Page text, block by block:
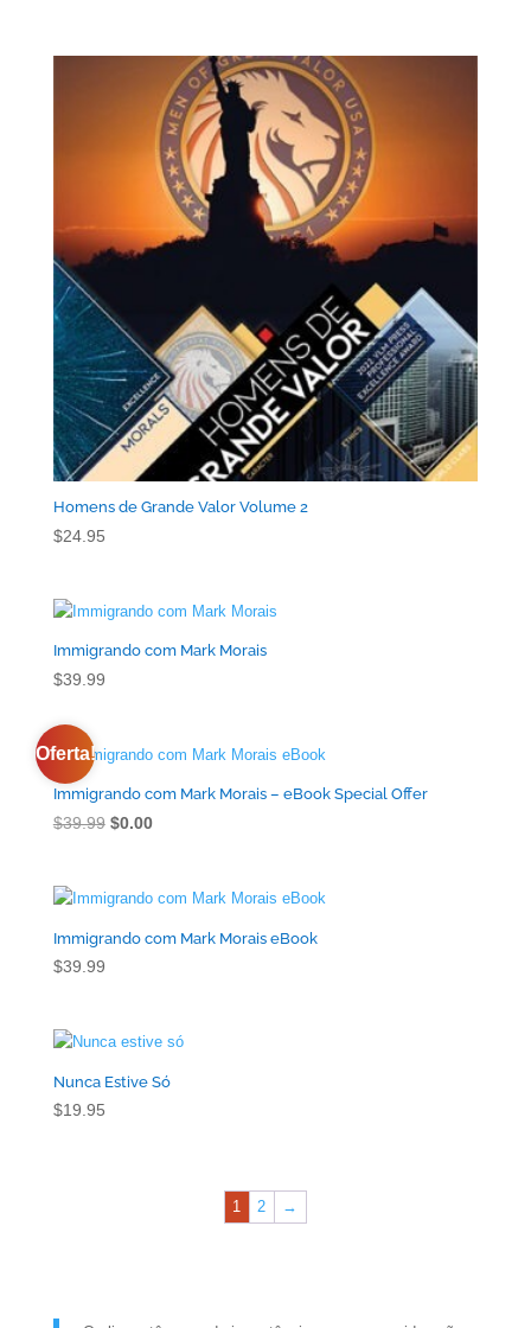
Homens de Grande Valor Volume 2
$24.95
Immigrando com Mark Morais
$39.99
Oferta!
Immigrando com Mark Morais – eBook Special Offer
$39.99 O
era:
$39.99.
$0.00O
é:
$0.00.
Immigrando com Mark Morais eBook
$39.99
Nunca Estive Só
$19.95
1 2 →